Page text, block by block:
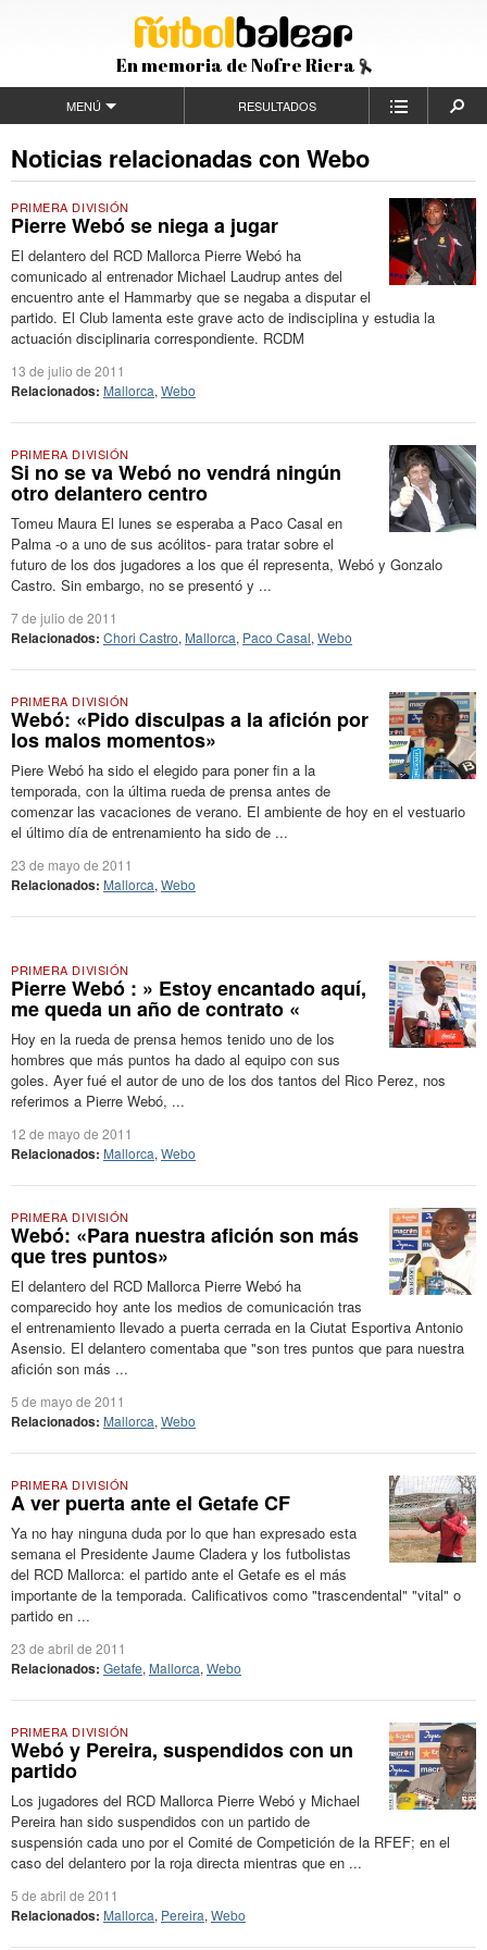
En memoria de Nofre Riera
MENÚ RESULTADOS
Noticias relacionadas con Webo
PRIMERA DIVISIÓN
Pierre Webó se niega a jugar
El delantero del RCD Mallorca Pierre Webó ha
comunicado al entrenador Michael Laudrup antes del
encuentro ante el Hammarby que se negaba a disputar el
partido. El Club lamenta este grave acto de indisciplina y estudia la
actuación disciplinaria correspondiente. RCDM
13 de julio de 2011
Relacionados: Mallorca, Webo
PRIMERA DIVISIÓN
Si no se va Webó no vendrá ningún
otro delantero centro
Tomeu Maura El lunes se esperaba a Paco Casal en
Palma -o a uno de sus acólitos- para tratar sobre el
futuro de los dos jugadores a los que él representa, Webó y Gonzalo
Castro. Sin embargo, no se presentó y ...
7 de julio de 2011
Relacionados: Chori Castro, Mallorca, Paco Casal, Webo
PRIMERA DIVISIÓN
Webó: «Pido disculpas a la afición por
los malos momentos»
Piere Webó ha sido el elegido para poner fin a la
temporada, con la última rueda de prensa antes de
comenzar las vacaciones de verano. El ambiente de hoy en el vestuario
el último día de entrenamiento ha sido de ...
23 de mayo de 2011
Relacionados: Mallorca, Webo
PRIMERA DIVISIÓN
Pierre Webó : » Estoy encantado aquí,
me queda un año de contrato «
Hoy en la rueda de prensa hemos tenido uno de los
hombres que más puntos ha dado al equipo con sus
goles. Ayer fué el autor de uno de los dos tantos del Rico Perez, nos
referimos a Pierre Webó, ...
12 de mayo de 2011
Relacionados: Mallorca, Webo
PRIMERA DIVISIÓN
Webó: «Para nuestra afición son más
que tres puntos»
El delantero del RCD Mallorca Pierre Webó ha
comparecido hoy ante los medios de comunicación tras
el entrenamiento llevado a puerta cerrada en la Ciutat Esportiva Antonio
Asensio. El delantero comentaba que "son tres puntos que para nuestra
afición son más ...
5 de mayo de 2011
Relacionados: Mallorca, Webo
PRIMERA DIVISIÓN
A ver puerta ante el Getafe CF
Ya no hay ninguna duda por lo que han expresado esta
semana el Presidente Jaume Cladera y los futbolistas
del RCD Mallorca: el partido ante el Getafe es el más
importante de la temporada. Calificativos como "trascendental" "vital" o
partido en ...
23 de abril de 2011
Relacionados: Getafe, Mallorca, Webo
PRIMERA DIVISIÓN
Webó y Pereira, suspendidos con un
partido
Los jugadores del RCD Mallorca Pierre Webó y Michael
Pereira han sido suspendidos con un partido de
suspensión cada uno por el Comité de Competición de la RFEF; en el
caso del delantero por la roja directa mientras que en ...
5 de abril de 2011
Relacionados: Mallorca, Pereira, Webo